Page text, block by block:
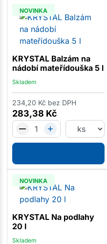
NOVINKA
KRYSTAL Balzám na
nádobí mateřídouška 5 l
Skladem
283,38 Kč
234,20 Kč bez DPH
NOVINKA
KRYSTAL Na podlahy
20 l
Skladem